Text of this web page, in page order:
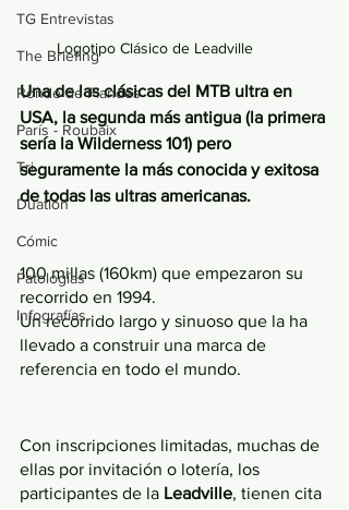
TG Entrevistas
The Briefing
Ronde de Flandes
París - Roubaix
Tri
Duatlón
Cómic
Patologías
Infografías
Logotipo Clásico de Leadville
Una de las clásicas del MTB ultra en
USA, la segunda más antigua (la primera
sería la Wilderness 101) pero
seguramente la más conocida y exitosa
de todas las ultras americanas.
100 millas (160km) que empezaron su
recorrido en 1994.
Un recorrido largo y sinuoso que la ha
llevado a construir una marca de
referencia en todo el mundo.
Con inscripciones limitadas, muchas de
ellas por invitación o lotería, los
participantes de la Leadville, tienen cita